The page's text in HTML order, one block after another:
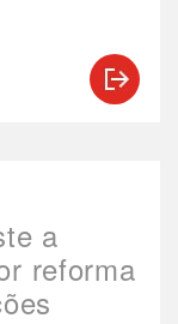
a
reforma